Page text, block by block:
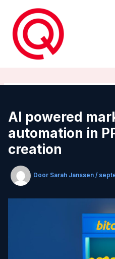
inhoud
AI powered
automation in
creation
Door Sarah Janssen /